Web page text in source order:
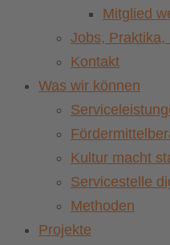
Mitglied
Jobs, Praktika,
Kontakt
Was wir können
Kultur macht
Servicestelle
Methoden
Projekte